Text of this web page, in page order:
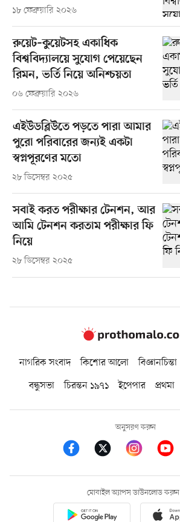
১৮ ফেব্রুয়ারি ২০২৬
রুয়েট–কুয়েটসহ একাধিক
বিশ্ববিদ্যালয়ে সুযোগ পেয়েছেন
রিমন, ভর্তি নিয়ে অনিশ্চয়তা
০৬ ফেব্রুয়ারি ২০২৬
এইউডব্লিউতে পড়তে পারা আমার
পুরো পরিবারের জন্যই একটা
স্বপ্নপূরণের মতো
২৮ ডিসেম্বর ২০২৫
সবাই করত পরীক্ষার টেনশন, আর
আমি টেনশন করতাম পরীক্ষার ফি
নিয়ে
২৮ ডিসেম্বর ২০২৫
নাগরিক সংবাদ কিশোর আলো বিজ্ঞানচিন্তা
বন্ধুসভা
চিরন্তন ১৯৭১ ইপেপার প্রথমা
অনুসরণ করুন
মোবাইল অ্যাপস ডাউনলোড করুন